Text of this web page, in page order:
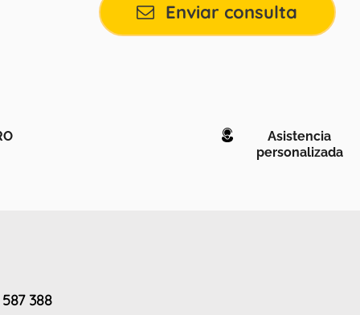
Enviar consulta
Asistencia
personalizada
388